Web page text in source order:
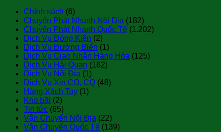
Chính sách (6)
Chuyển Phát Nhanh Nội Địa (182)
Chuyển Phát Nhanh Quốc Tế (1.202)
Dịch Vụ Đóng Kiện (2)
Dịch Vụ Đường Biển (1)
Dịch Vụ Giao Nhận Hàng Hóa (125)
Dịch Vụ Hải Quan (162)
Dịch Vụ Nội Địa (1)
Dịch Vụ Xin CO, CQ (48)
Hàng Xách Tay (1)
Kho bãi (2)
Tin tức (65)
Vận Chuyển Nội Địa (22)
Vận Chuyển Quốc Tế (139)